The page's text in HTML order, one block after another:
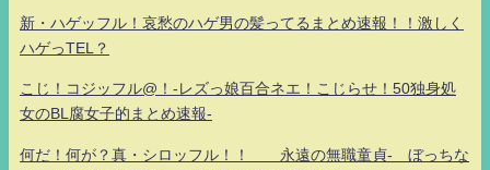
新・ハゲッフル！哀愁のハゲ男の髪ってるまとめ速報！！激しく
ハゲっTEL？
こじ！コジッフル@！-レズっ娘百合ネエ！こじらせ！50独身処
女のBL腐女子的まとめ速報-
何だ！何が？真・シロッフル！！ 永遠の無職童貞- ぼっちな